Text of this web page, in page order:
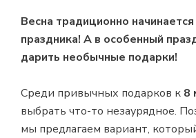
Весна традиционно
праздника! А в особенный
дарить необычные подарки!
Среди привычных подарков к 8
выбрать что-то незаурядное.
мы предлагаем вариант,